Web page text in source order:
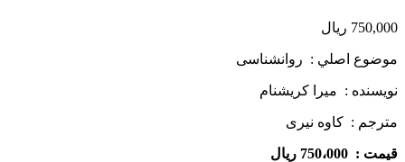
750,000 ریال
موضوع اصلي : روانشناسی
نويسنده : میرا کریشنام
مترجم : کاوه نیری
قيمت : 750،000 ريال